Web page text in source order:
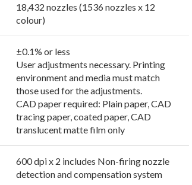
18,432 nozzles (1536 nozzles x 12
colour)
±0.1% or less
User adjustments necessary. Printing
environment and media must match
those used for the adjustments.
CAD paper required: Plain paper, CAD
tracing paper, coated paper, CAD
translucent matte film only
600 dpi x 2 includes Non-firing nozzle
detection and compensation system